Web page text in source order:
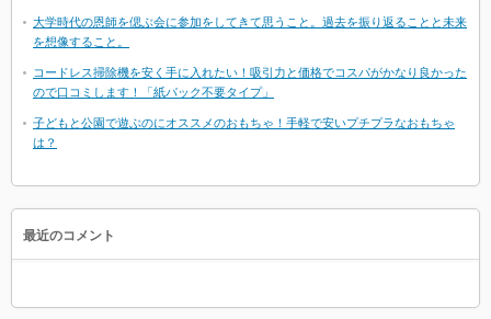
大学時代の恩師を偲ぶ会に参加をしてきて思うこと。過去を振り返ることと未来
を想像すること。
コードレス掃除機を安く手に入れたい！吸引力と価格でコスパがかなり良かった
ので口コミします！「紙パック不要タイプ」
子どもと公園で遊ぶのにオススメのおもちゃ！手軽で安いプチプラなおもちゃ
は？
最近のコメント